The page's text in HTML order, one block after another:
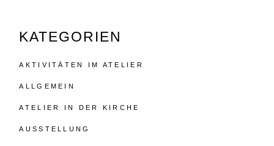
KATEGORIEN
AKTIVITÄTEN IM ATELIER
ALLGEMEIN
ATELIER IN DER KIRCHE
AUSSTELLUNG